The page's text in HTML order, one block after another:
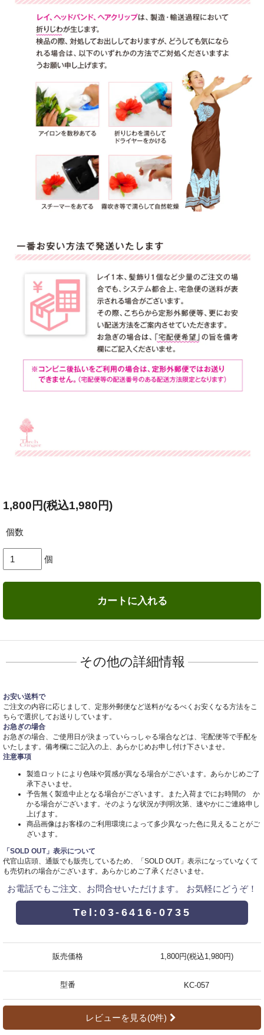
1,800円(税込1,980円)
個数
個
カートに入れる
その他の詳細情報
お安い送料で
ご注文の内容に応じまして、定形外郵便など送料がなるべくお安くなる方法をこ
ちらで選択してお送りしています。
お急ぎの場合
お急ぎの場合、ご使用日が決まっていらっしゃる場合などは、宅配便等で手配を
いたします。備考欄にご記入の上、あらかじめお申し付け下さいませ。
注意事項
製造ロットにより色味や質感が異なる場合がございます。あらかじめご了
承下さいませ。
予告無く製造中止となる場合がございます。また入荷までにお時間の か
かる場合がございます。そのような状況が判明次第、速やかにご連絡申し
上げます。
商品画像はお客様のご利用環境によって多少異なった色に見えることがご
ざいます。
「SOLD OUT」表示について
代官山店頭、通販でも販売しているため、「SOLD OUT」表示になっていなくて
も売切れの場合がございます。あらかじめご了承くださいませ。
お電話でもご注文、お問合せいただけます。 お気軽にどうぞ！
Tel:03-6416-0735
販売価格 1,800円(税込1,980円)
型番 KC-057
レビューを見る(0件)